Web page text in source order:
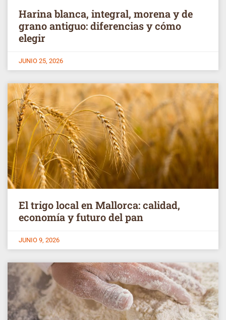
Harina blanca, integral, morena y de
grano antiguo: diferencias y cómo
elegir
JUNIO 25, 2026
El trigo local en Mallorca: calidad,
economía y futuro del pan
JUNIO 9, 2026